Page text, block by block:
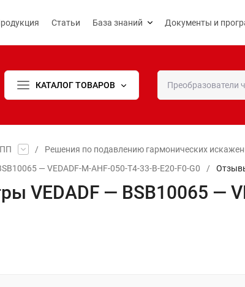
Статьи База знаний Документы и
КАТАЛОГ ТОВАРОВ
/ Решения по подавлению гармонических
— VEDADF-M-AHF-050-T4-33-B-E20-F0-G0 /
VEDADF — BSB10065 —